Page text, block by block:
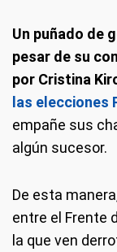
Un puñado de
pesar de su
por Cristina
las elecciones
empañe sus
algún sucesor.
De esta
entre el Frente
la que ven